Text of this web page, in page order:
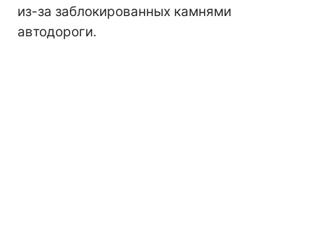
из-за заблокированных камнями
автодороги.